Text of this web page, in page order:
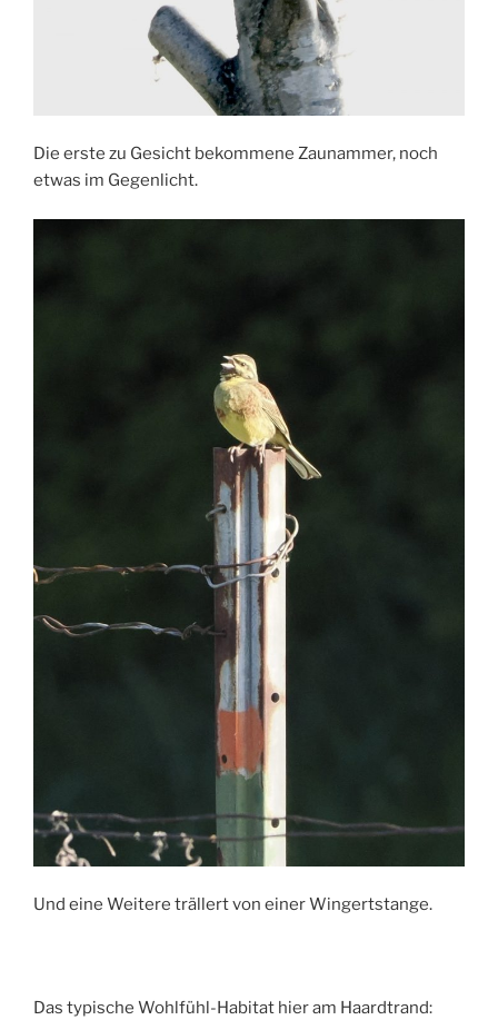
Die erste zu Gesicht bekommene Zaunammer, noch
etwas im Gegenlicht.
Und eine Weitere trällert von einer Wingertstange.
Das typische Wohlfühl-Habitat hier am Haardtrand: